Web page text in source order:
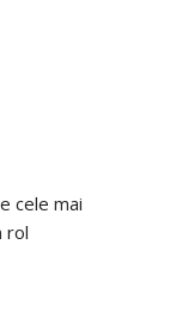
cele mai
rol